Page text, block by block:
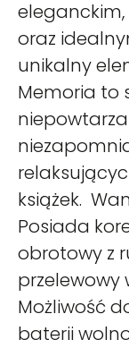
eleganckim,
oraz
unikalny
Memoria to
książek.
Posiada
obrotowy z
przelewowy
Możliwość
baterii